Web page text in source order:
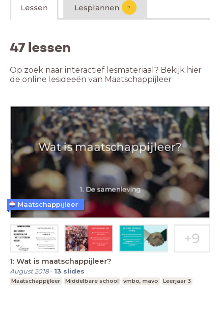
Lessen Lesplannen ?
47 lessen
Op zoek naar interactief lesmateriaal? Bekijk hier
de online lesideeën van Maatschappijleer
1: Wat is maatschappijleer?
August 2018- 13 slides
Maatschappijleer Middelbare school vmbo, mavo Leerjaar 3
Maatschappijleer